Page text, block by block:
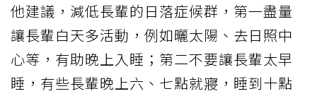
他建議，減低長輩的日落症候群，第一盡量
讓長輩白天多活動，例如曬太陽、去日照中
心等，有助晚上入睡；第二不要讓長輩太早
睡，有些長輩晚上六、七點就寢，睡到十點